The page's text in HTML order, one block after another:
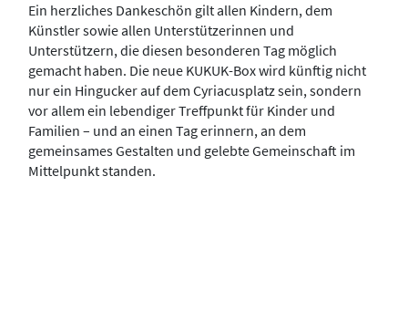
Ein herzliches Dankeschön gilt allen Kindern, dem
Künstler sowie allen Unterstützerinnen und
Unterstützern, die diesen besonderen Tag möglich
gemacht haben. Die neue KUKUK-Box wird künftig nicht
nur ein Hingucker auf dem Cyriacusplatz sein, sondern
vor allem ein lebendiger Treffpunkt für Kinder und
Familien – und an einen Tag erinnern, an dem
gemeinsames Gestalten und gelebte Gemeinschaft im
Mittelpunkt standen.